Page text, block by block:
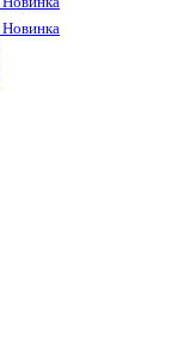
Новинка